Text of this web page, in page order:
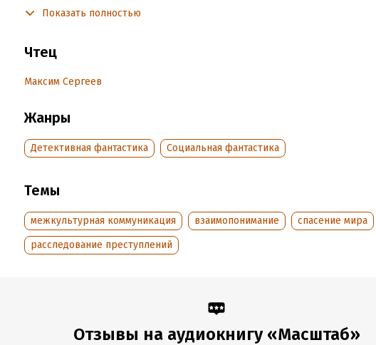
Подробная информация
Год издания:2022
Показать полностью
Чтец
Максим Сергеев
Жанры
Детективная фантастика Социальная фантастика
Темы
межкультурная коммуникация взаимопонимание
спасение мира
расследование преступлений
Отзывы на аудиокнигу «Масштаб»